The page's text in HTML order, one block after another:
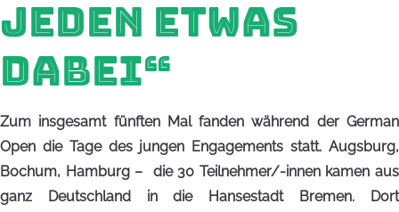
JEDEN ETWAS
DABEI“
Zum insgesamt fünften Mal fanden während der German
Open die Tage des jungen Engagements statt. Augsburg,
Bochum, Hamburg – die 30 Teilnehmer/-innen kamen aus
ganz Deutschland in die Hansestadt Bremen. Dort